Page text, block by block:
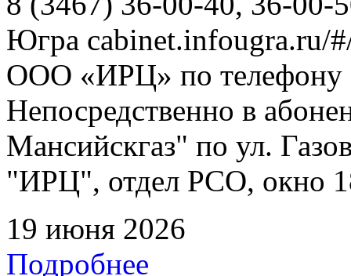
Югра cabinet.infougra.ru/
ООО «ИРЦ» по телефону
Непосредственно в
Мансийскгаз" по ул.
"ИРЦ", отдел РСО, окно
19 июня 2026
Подробнее